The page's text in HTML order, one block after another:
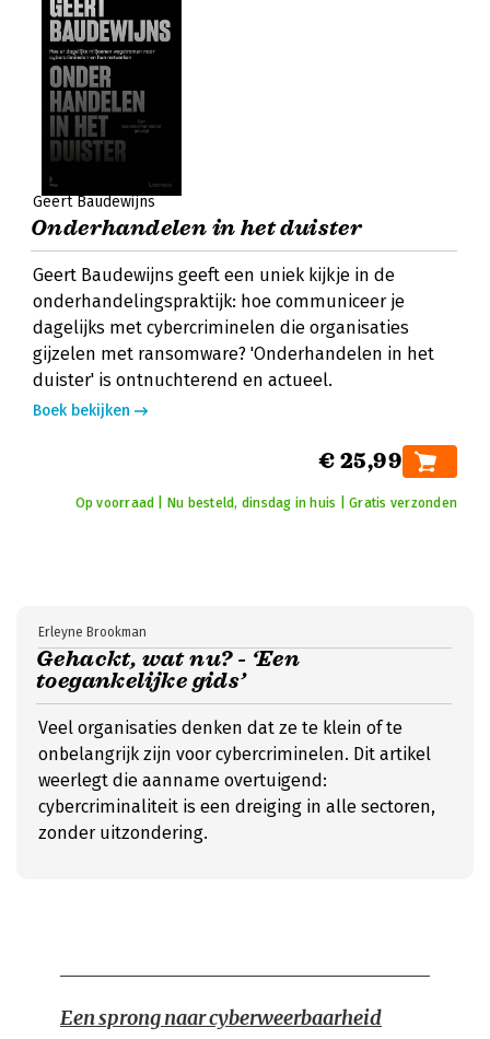
Geert Baudewijns
Onderhandelen in het duister
Geert Baudewijns geeft een uniek kijkje in de
onderhandelingspraktijk: hoe communiceer je
dagelijks met cybercriminelen die organisaties
gijzelen met ransomware? 'Onderhandelen in het
duister' is ontnuchterend en actueel.
Boek bekijken
€ 25,99
Op voorraad | Nu besteld, dinsdag in huis | Gratis verzonden
Gehackt, wat nu? - ‘Een
toegankelijke gids’
Erleyne Brookman
Veel organisaties denken dat ze te klein of te
onbelangrijk zijn voor cybercriminelen. Dit artikel
weerlegt die aanname overtuigend:
cybercriminaliteit is een dreiging in alle sectoren,
zonder uitzondering.
Een sprong naar cyberweerbaarheid